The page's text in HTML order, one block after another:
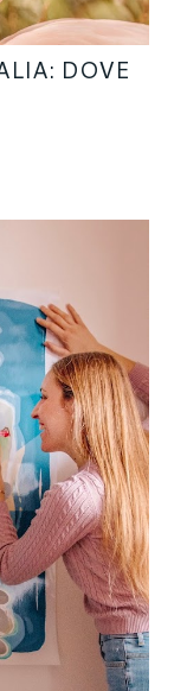
DOVE